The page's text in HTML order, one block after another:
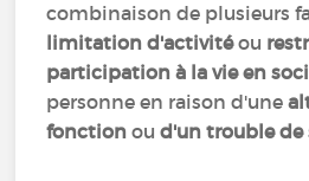
combinaison de plusieurs
limitation d'activitéou
participation à la vie en
personne en raison d'une
fonction oud'un trouble